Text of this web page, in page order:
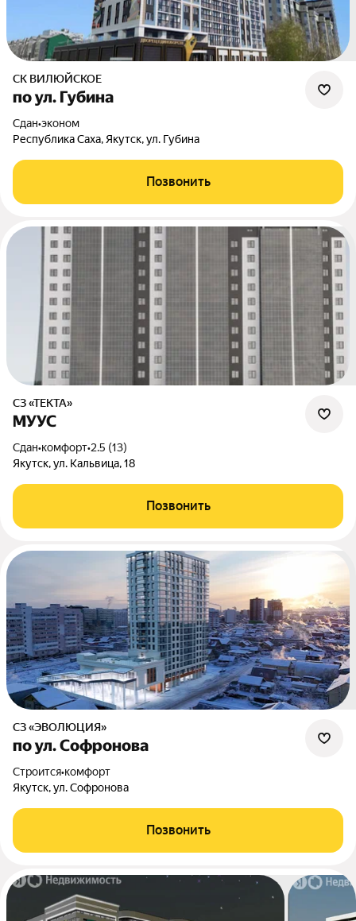
СК ВИЛЮЙСКОЕ
по ул. Губина
Сдан•эконом
Республика Саха, Якутск, ул. Губина
Позвонить
СЗ «ТЕКТА»
МУУС
Сдан•комфорт•2.5 (13)
Якутск, ул. Кальвица, 18
Позвонить
СЗ «ЭВОЛЮЦИЯ»
по ул. Софронова
Строится•комфорт
Якутск, ул. Софронова
Позвонить